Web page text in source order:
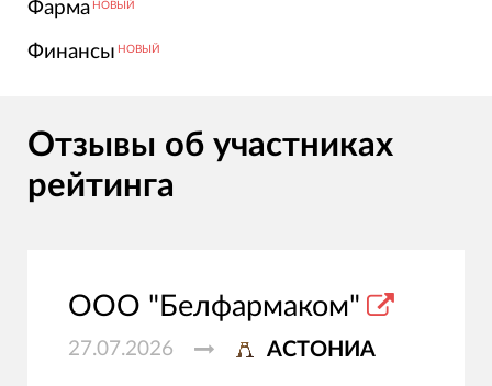
Фарма НОВЫЙ
Финансы НОВЫЙ
Отзывы об участниках
рейтинга
ООО "Белфармаком"
27.07.2026 АСТОНИА